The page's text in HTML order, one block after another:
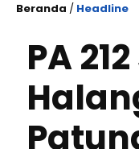
Beranda / Headline
PA